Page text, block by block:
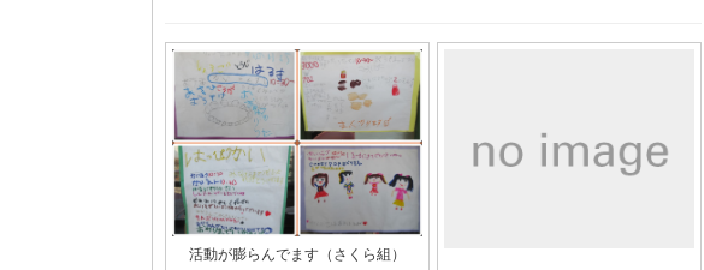
活動が膨らんでます（さくら組）